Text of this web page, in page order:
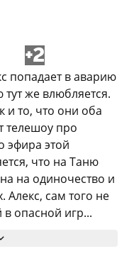
+2
попадает в аварию
же влюбляется.
и то, что они оба
телешоу про
эфира этой
что на Таню
на одиночество и
Алекс, сам того не
опасной игр...